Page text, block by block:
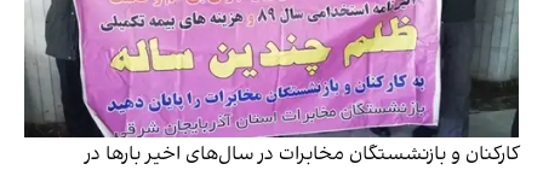
کارکنان و بازنشستگان مخابرات در سال‌های اخیر بارها در